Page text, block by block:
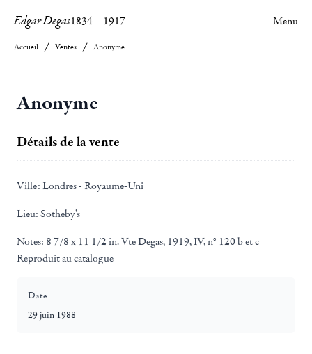
Edgar Degas1834– 1917 Menu
Accueil Ventes Anonyme
Anonyme
Détails de la vente
Ville: Londres - Royaume-Uni
Lieu: Sotheby's
Notes: 8 7/8 x 11 1/2 in. Vte Degas, 1919, IV, n° 120 b et c
Reproduit au catalogue
Date
29 juin 1988